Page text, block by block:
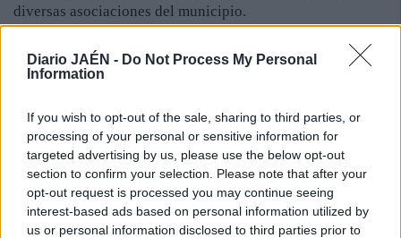
Diario JAÉN - Do Not Process My Personal
Information
If you wish to opt-out of the sale, sharing to third parties, or
processing of your personal or sensitive information for
targeted advertising by us, please use the below opt-out
section to confirm your selection. Please note that after your
opt-out request is processed you may continue seeing
interest-based ads based on personal information utilized by
us or personal information disclosed to third parties prior to
diversas asociaciones del municipio.
Las noches fueron igualmente entretenidas durante las
fiestas con la actuación de orquestas en la verbena,
Macarena Soto del programa televisivo “Se llama Copla”
“miss” de Cambil, la reina de las fiestas y sus damas de
honor y el “míster”, junto con sus caballeros de honor. En
definitiva, se sucedieron varios días de convivencia entre
los vecinos en los que reinó la alegría y se abrieron las
puertas a emigrantes y a gentes de otros municipios.